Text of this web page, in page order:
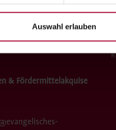
Auswahl erlauben
& Fördermittelakquise